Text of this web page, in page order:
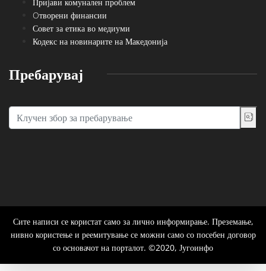
Oтворени финансии
Совет за етика во медиуми
Кодекс на новинарите на Македонија
Пребарувај
Сите написи се користат само за лично информирање. Преземање,
нивно користење и реемитување се можни само со посебен договор
со основачот на порталот. ©2020, Југоинфо